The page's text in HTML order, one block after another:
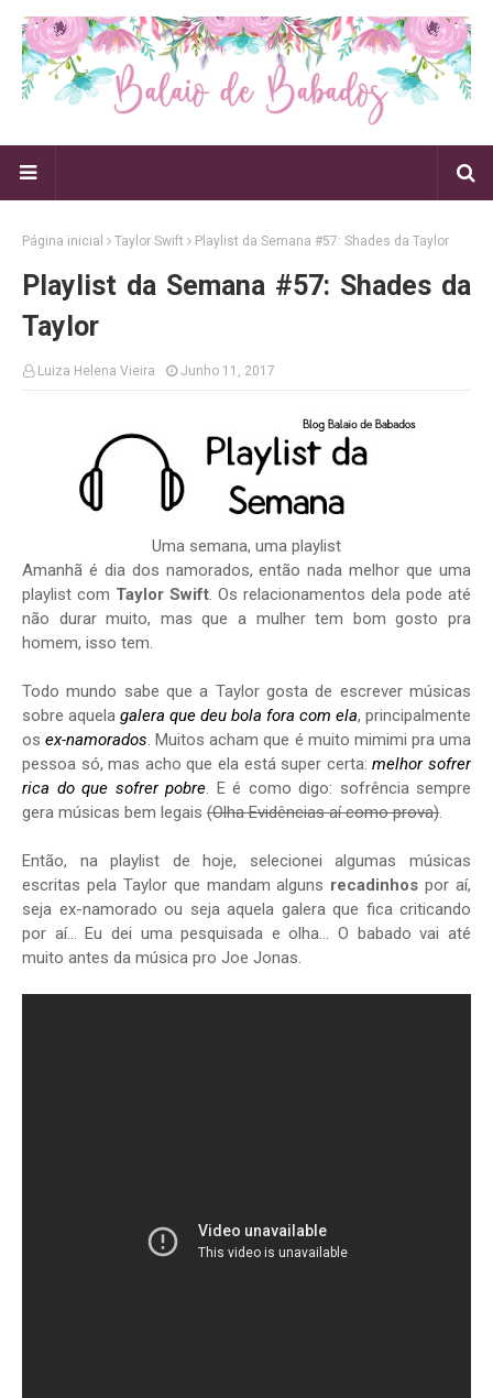
Página inicial Taylor Swift Playlist da Semana #57: Shades da Taylor
Playlist da Semana #57: Shades da
Taylor
Luiza Helena Vieira Junho 11, 2017
Uma semana, uma playlist
Amanhã é dia dos namorados, então nada melhor que uma
playlist com Taylor Swift. Os relacionamentos dela pode até
não durar muito, mas que a mulher tem bom gosto pra
homem, isso tem.
Todo mundo sabe que a Taylor gosta de escrever músicas
sobre aquela galera que deu bola fora com ela, principalmente
osex-namorados. Muitos acham que é muito mimimi pra uma
pessoa só, mas acho que ela está super certa:melhor sofrer
rica do que sofrer pobre. E é como digo: sofrência sempre
gera músicas bem legais (Olha Evidências aí como prova).
Então, na playlist de hoje, selecionei algumas músicas
escritas pela Taylor que mandam alguns recadinhos por aí,
seja ex-namorado ou seja aquela galera que fica criticando
por aí... Eu dei uma pesquisada e olha... O babado vai até
muito antes da música pro Joe Jonas.